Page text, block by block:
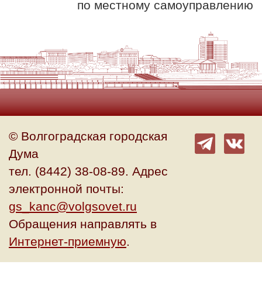
по местному самоуправлению
© Волгоградская городская
Дума
тел. (8442) 38-08-89. Адрес
электронной почты:
gs_kanc@volgsovet.ru
Обращения направлять в
Интернет-приемную.